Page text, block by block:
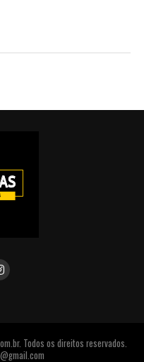
Todos os direitos reservados.